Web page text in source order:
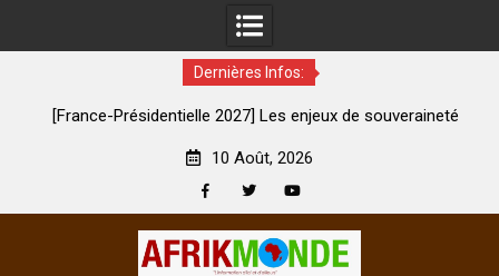
Dernières Infos:
Présidentielle 2027] Les enjeux de souveraineté
À Lens,
10 Août, 2026